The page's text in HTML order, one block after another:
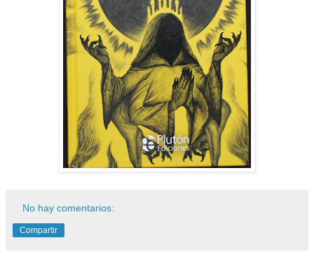
No hay comentarios:
Compartir